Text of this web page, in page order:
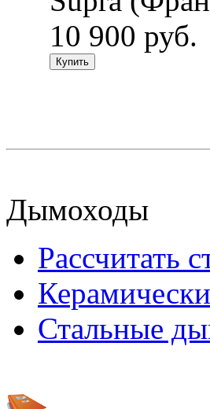
10 900 руб.
Купить
Дымоходы
Рассчитать
Стальные